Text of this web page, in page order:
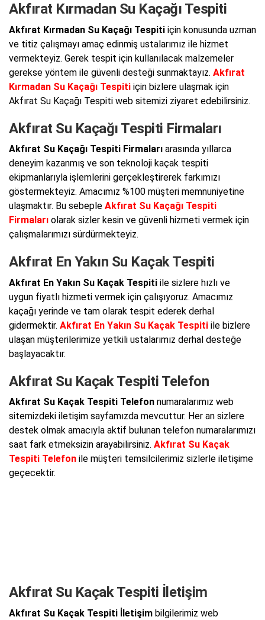
Akfırat Kırmadan Su Kaçağı Tespiti
Akfırat Kırmadan Su Kaçağı Tespiti için konusunda uzman
ve titiz çalışmayı amaç edinmiş ustalarımız ile hizmet
vermekteyiz. Gerek tespit için kullanılacak malzemeler
gerekse yöntem ile güvenli desteği sunmaktayız. Akfırat
Kırmadan Su Kaçağı Tespiti için bizlere ulaşmak için
Akfırat Su Kaçağı Tespiti web sitemizi ziyaret edebilirsiniz.
Akfırat Su Kaçağı Tespiti Firmaları
Akfırat Su Kaçağı Tespiti Firmaları arasında yıllarca
deneyim kazanmış ve son teknoloji kaçak tespiti
ekipmanlarıyla işlemlerini gerçekleştirerek farkımızı
göstermekteyiz. Amacımız %100 müşteri memnuniyetine
ulaşmaktır. Bu sebeple Akfırat Su Kaçağı Tespiti
Firmaları olarak sizler kesin ve güvenli hizmeti vermek için
çalışmalarımızı sürdürmekteyiz.
Akfırat En Yakın Su Kaçak Tespiti
Akfırat En Yakın Su Kaçak Tespiti ile sizlere hızlı ve
uygun fiyatlı hizmeti vermek için çalışıyoruz. Amacımız
kaçağı yerinde ve tam olarak tespit ederek derhal
gidermektir. Akfırat En Yakın Su Kaçak Tespiti ile bizlere
ulaşan müşterilerimize yetkili ustalarımız derhal desteğe
başlayacaktır.
Akfırat Su Kaçak Tespiti Telefon
Akfırat Su Kaçak Tespiti Telefon numaralarımız web
sitemizdeki iletişim sayfamızda mevcuttur. Her an sizlere
destek olmak amacıyla aktif bulunan telefon numaralarımızı
saat fark etmeksizin arayabilirsiniz. Akfırat Su Kaçak
Tespiti Telefon ile müşteri temsilcilerimiz sizlerle iletişime
geçecektir.
Akfırat Su Kaçak Tespiti İletişim
Akfırat Su Kaçak Tespiti İletişim bilgilerimiz web